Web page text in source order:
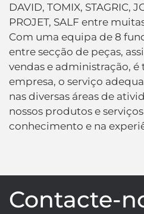
DAVID, TOMIX, STAGRIC,
PROJET, SALF entre
Com uma equipa de 8
entre secção de peças,
vendas e administração,
empresa, o serviço
nas diversas áreas de
nossos produtos e
conhecimento e na
Contacte-